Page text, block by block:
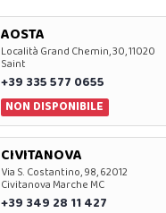
AOSTA
Località Grand Chemin, 30, 11020
Saint
+39 335 577 0655
NON DISPONIBILE
CIVITANOVA
Via S. Costantino, 98, 62012
Civitanova Marche MC
+39 349 28 11 427